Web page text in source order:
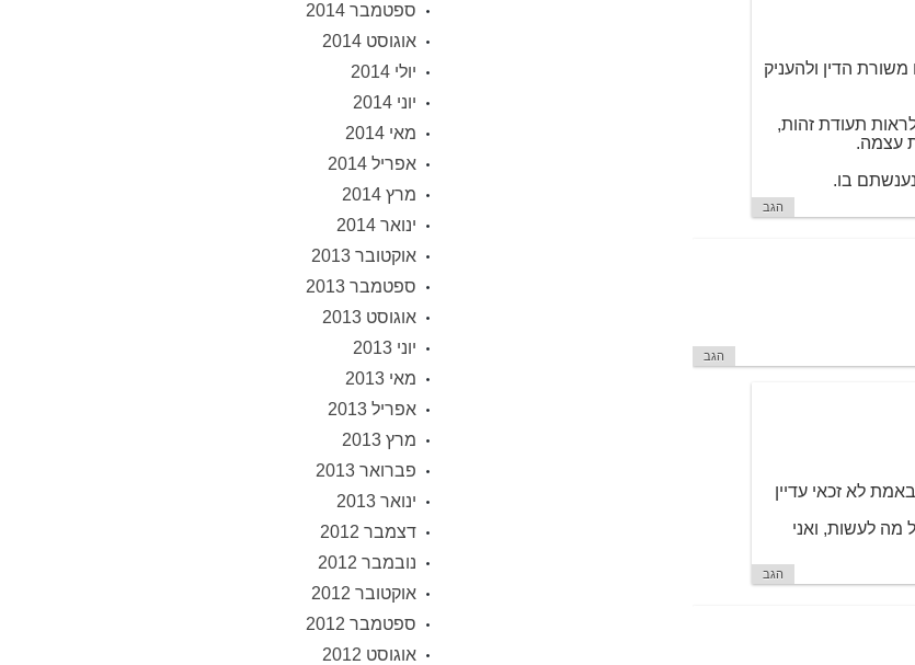
הדין ולהעניק
תעודת זהות,
עצמה.
בו.
הגב
הגב
לא זכאי עדיין
מה לעשות, ואני
הגב
ספטמבר 2014
אוגוסט 2014
יולי 2014
יוני 2014
מאי 2014
אפריל 2014
מרץ 2014
ינואר 2014
אוקטובר 2013
ספטמבר 2013
אוגוסט 2013
יוני 2013
מאי 2013
אפריל 2013
מרץ 2013
פברואר 2013
ינואר 2013
דצמבר 2012
נובמבר 2012
אוקטובר 2012
ספטמבר 2012
אוגוסט 2012